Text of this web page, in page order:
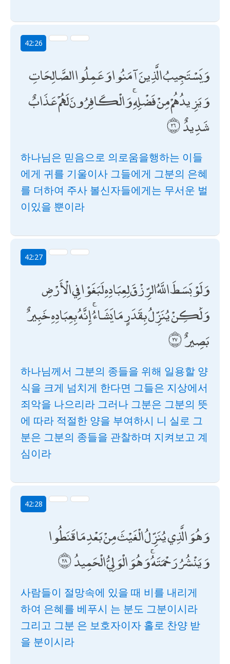
42:26
وَيَسْتَجِيبُ الَّذِينَ آمَنُوا وَعَمِلُوا الصَّالِحَاتِ
وَيَزِيدُهُمْ مِنْ فَضْلِهِ ۚ وَالْكَافِرُونَ لَهُمْ عَذَابٌ
شَدِيدٌ
하나님은 믿음으로 의로움을행하는 이들
에게 귀를 기울이사 그들에게 그분의 은혜
를 더하여 주사 볼신자들에게는 무서운 벌
이있을 뿐이라
42:27
وَلَوْ بَسَطَ اللَّهُ الرِّزْقَ لِعِبَادِهِ لَبَغَوْا فِي الْأَرْضِ
وَلَٰكِنْ يُنَزِّلُ بِقَدَرٍ مَا يَشَاءُ ۚ إِنَّهُ بِعِبَادِهِ خَبِيرٌ
بَصِيرٌ
하나님께서 그분의 종들을 위해 일용할 양
식을 크게 넘치게 한다면 그들은 지상에서
죄악을 나으리라 그러나 그분은 그분의 뜻
에 따라 적절한 양을 부여하시 니 실로 그
분은 그분의 종들을 관찰하며 지켜보고 계
심이라
42:28
وَهُوَ الَّذِي يُنَزِّلُ الْغَيْثَ مِنْ بَعْدِ مَا قَنَطُوا
وَيَنْشُرُ رَحْمَتَهُ ۚ وَهُوَ الْوَلِيُّ الْحَمِيدُ
사람들이 절망속에 있을 때 비를 내리게
하여 은혜를 베푸시 는 분도 그분이시라
그리고 그분 은 보호자이자 홀로 찬양 받
을 분이시라